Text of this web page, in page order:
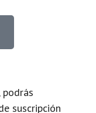
suscripción